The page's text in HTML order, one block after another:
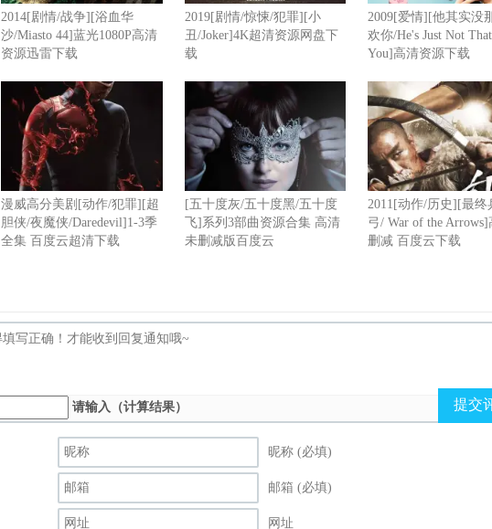
2014[剧情/战争][浴血华
沙/Miasto 44]蓝光1080P高清
资源迅雷下载
2019[剧情/惊悚/犯罪][小
丑/Joker]4K超清资源网盘下
载
2009[爱情][他其实没
欢你/He's Just Not
You]高清资源下载
漫威高分美剧[动作/犯罪][超
胆侠/夜魔侠/Daredevil]1-3季
全集 百度云超清下载
[五十度灰/五十度黑/五十度
飞]系列3部曲资源合集 高清
未删减版百度云
2011[动作/历史][最终
弓/ War of the
删减 百度云下载
请输入（计算结果） 提交
昵称 (必填)
邮箱 (必填)
网址